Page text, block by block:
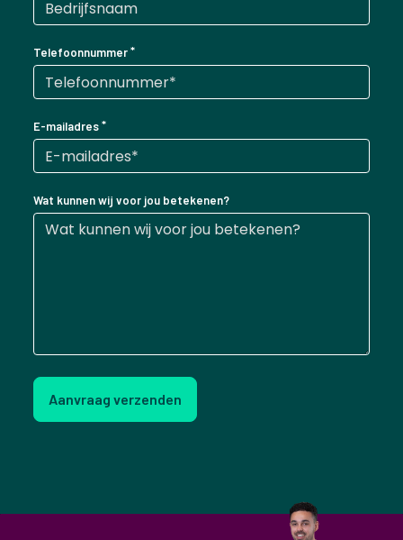
Telefoonnummer
E-mailadres
Wat kunnen wij voor jou betekenen?
Aanvraag verzenden